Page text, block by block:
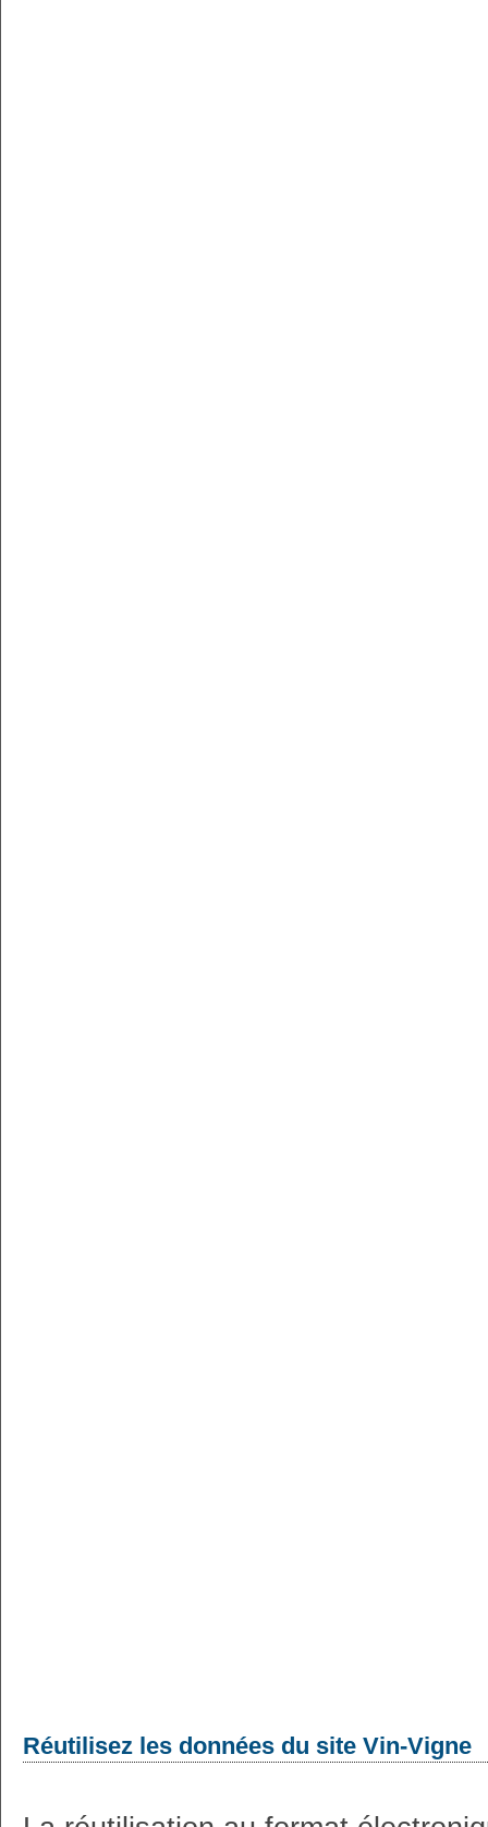
Réutilisez les données du site Vin-Vigne